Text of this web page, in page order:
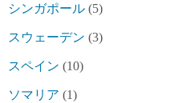
シンガポール (5)
スウェーデン (3)
スペイン (10)
ソマリア (1)